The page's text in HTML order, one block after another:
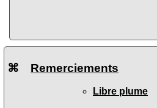
⌘ Remerciements
Libre plume